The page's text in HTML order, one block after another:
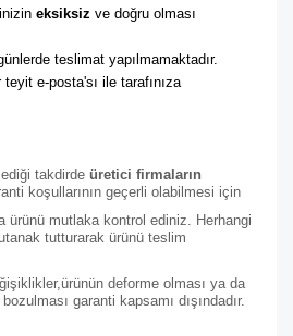
eksiksiz
teslimat yapılmamaktadır.
takdirde üretici firmaların
koşullarının geçerli olabilmesi için
ürünü mutlaka kontrol ediniz. Herhangi
tutturarak ürünü teslim
deforme olması ya da
garanti kapsamı dışındadır.